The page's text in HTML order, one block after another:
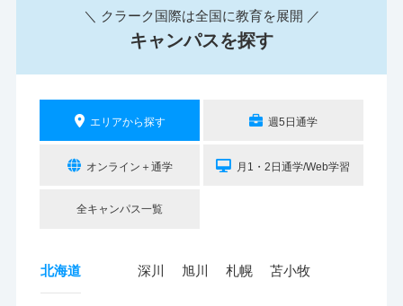
＼ クラーク国際は全国に教育を展開 ／
キャンパスを探す
エリアから探す 週5日通学
オンライン＋通学 月1・2日通学/Web学習
全キャンパス一覧
北海道 深川 旭川 札幌 苫小牧